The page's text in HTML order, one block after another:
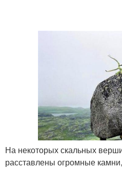
На некоторых скальных
расставлены огромные